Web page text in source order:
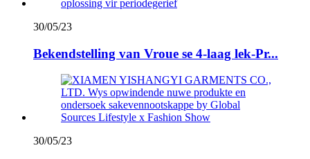
30/05/23
Bekendstelling van Vroue se 4-laag lek-Pr...
30/05/23